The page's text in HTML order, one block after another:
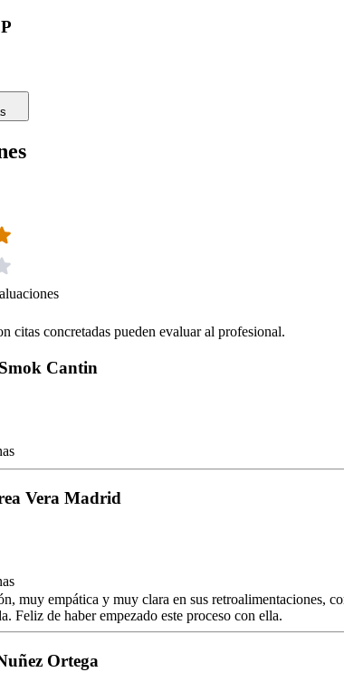
citas concretadas pueden evaluar al profesional.
Cantin
Vera Madrid
muy empática y muy clara en sus retroalimentaciones,
Feliz de haber empezado este proceso con ella.
Ortega